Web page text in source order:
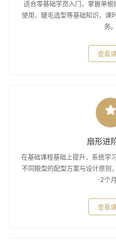
适合零基础学员入门，掌握单
使用、睫毛选型等基础知识，课
务。
查看
扇形进
在基础课程基础上提升，系统学
不同眼型的配型方案与设计原则
-2个月
查看